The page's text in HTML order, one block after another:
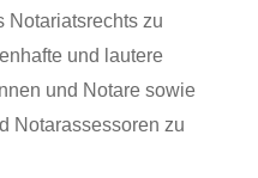
Notariatsrechts zu
und lautere
und Notare sowie
Notarassessoren zu